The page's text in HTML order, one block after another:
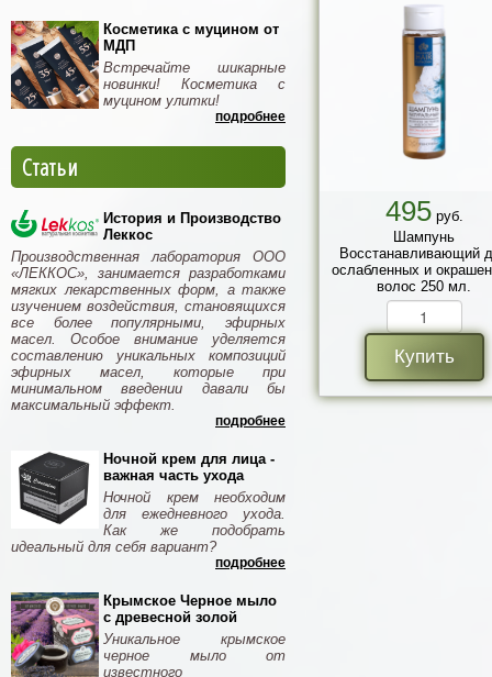
Косметика с муцином от
МДП
Встречайте шикарные
новинки! Косметика с
муцином улитки!
подробнее
Статьи
История и Производство
Леккос
Производственная лаборатория ООО
«ЛЕККОС», занимается разработками
мягких лекарственных форм, а также
изучением воздействия, становящихся
все более популярными, эфирных
масел. Особое внимание уделяется
составлению уникальных композиций
эфирных масел, которые при
минимальном введении давали бы
максимальный эффект.
подробнее
Ночной крем для лица -
важная часть ухода
Ночной крем необходим
для ежедневного ухода.
Как же подобрать
идеальный для себя вариант?
подробнее
Крымское Черное мыло
с древесной золой
Уникальное крымское
черное мыло от
известного
495руб.
Шампунь
Восстанавливающий
ослабленных и
волос 250 мл.
Купить